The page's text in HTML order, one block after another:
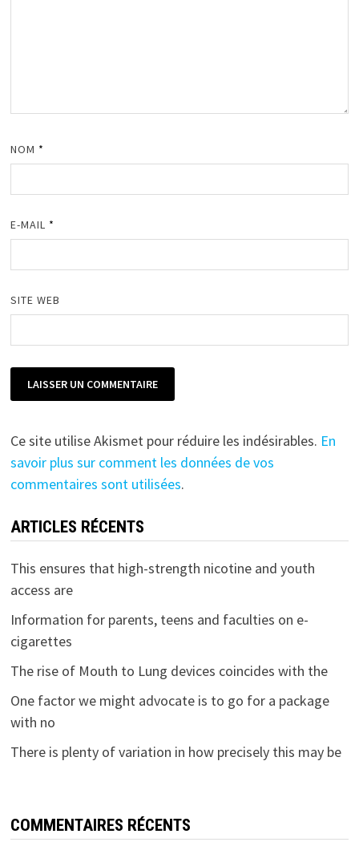
NOM *
E-MAIL *
SITE WEB
Ce site utilise Akismet pour réduire les indésirables. En
savoir plus sur comment les données de vos
commentaires sont utilisées.
ARTICLES RÉCENTS
This ensures that high-strength nicotine and youth
access are
Information for parents, teens and faculties on e-
cigarettes
The rise of Mouth to Lung devices coincides with the
One factor we might advocate is to go for a package
with no
There is plenty of variation in how precisely this may be
COMMENTAIRES RÉCENTS